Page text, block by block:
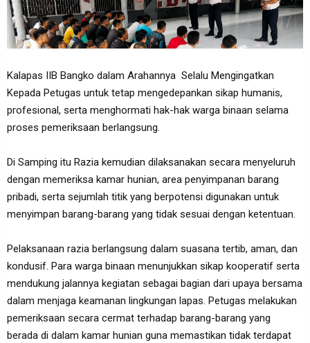
Kalapas IIB Bangko dalam Arahannya Selalu Mengingatkan
Kepada Petugas untuk tetap mengedepankan sikap humanis,
profesional, serta menghormati hak-hak warga binaan selama
proses pemeriksaan berlangsung.
Di Samping itu Razia kemudian dilaksanakan secara menyeluruh
dengan memeriksa kamar hunian, area penyimpanan barang
pribadi, serta sejumlah titik yang berpotensi digunakan untuk
menyimpan barang-barang yang tidak sesuai dengan ketentuan.
Pelaksanaan razia berlangsung dalam suasana tertib, aman, dan
kondusif. Para warga binaan menunjukkan sikap kooperatif serta
mendukung jalannya kegiatan sebagai bagian dari upaya bersama
dalam menjaga keamanan lingkungan lapas. Petugas melakukan
pemeriksaan secara cermat terhadap barang-barang yang
berada di dalam kamar hunian guna memastikan tidak terdapat